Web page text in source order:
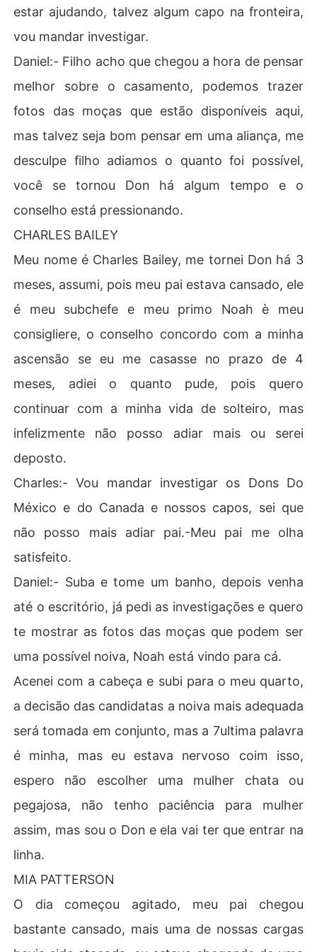
hando feio, pois minhas roupas estavam sujas.Don Anth
ony- Foi difícil, tivemos algumas baixas, eu queria ter m
ais alguns como vocês duas.Emily riu e pediu licença pa
ra subir, tanto ela como eu queríamos tomar um banho.
Don Anthony:- Pode ir Emily, depois desça preciso conv
ersar com vocês - Emily beijos a mão do meu pai com re
speito e subiu, quando me levantei meu pai segurou min
ha mão me levando ao escritório, após dar um olhar dis
creto para minha mãe que nos seguiu, eu sabia que isso
não podia ser uma coisa boa, ela fechou a porta assim
que entrouDon Anthony:- Filha, precisamos falar com v
ocê- Meu pai se sentou limpando a garganta e me fazen
do sinal para sentar na poltrona em frente. - Filha receb
i uma proposta do Subchefe dos E.U.A, sobre casament
o, eu sei que pode ser difícil, mas agora estamos sobre
ataque e eles também e uma aliança seria boa para no
atendo enlouquecido, meu pai sempre me disse que fari
a o possível para que eu e Emily não fossemos forçadas
Meu pai me olha esperando que eu diga algo, mas esto
u perdida em pensamentos.Aurora:- Filha, eu sei que foi
Emily, vamos conversar todos juntos e resolver essa qu
estão e ainda existe a possibilidade do Don Charles esc
e forcei um sorriso.Mia :- Claro, fiquem tranquilos, eu fa
rei o que for melhor para família- Em meu coração desej
r isso. - Posso subir agora?Don Anthony:- Sim, tome seu
banho e depois do jantar conversamos melhor.- Sai sem
meu quarto e fui direto
estar ajudando, talvez algum capo na fronteira,
vou mandar investigar.
Daniel:- Filho acho que chegou a hora de pensar
melhor sobre o casamento, podemos trazer
fotos das moças que estão disponíveis aqui,
mas talvez seja bom pensar em uma aliança, me
desculpe filho adiamos o quanto foi possível,
você se tornou Don há algum tempo e o
conselho está pressionando.
CHARLES BAILEY
Meu nome é Charles Bailey, me tornei Don há 3
meses, assumi, pois meu pai estava cansado, ele
é meu subchefe e meu primo Noah è meu
consigliere, o conselho concordo com a minha
ascensão se eu me casasse no prazo de 4
meses, adiei o quanto pude, pois quero
continuar com a minha vida de solteiro, mas
infelizmente não posso adiar mais ou serei
deposto.
Charles:- Vou mandar investigar os Dons Do
México e do Canada e nossos capos, sei que
não posso mais adiar pai.-Meu pai me olha
satisfeito.
Daniel:- Suba e tome um banho, depois venha
até o escritório, já pedi as investigações e quero
te mostrar as fotos das moças que podem ser
uma possível noiva, Noah está vindo para cá.
Acenei com a cabeça e subi para o meu quarto,
a decisão das candidatas a noiva mais adequada
será tomada em conjunto, mas a 7ultima palavra
é minha, mas eu estava nervoso coim isso,
espero não escolher uma mulher chata ou
pegajosa, não tenho paciência para mulher
assim, mas sou o Don e ela vai ter que entrar na
linha.
MIA PATTERSON
O dia começou agitado, meu pai chegou
bastante cansado, mais uma de nossas cargas